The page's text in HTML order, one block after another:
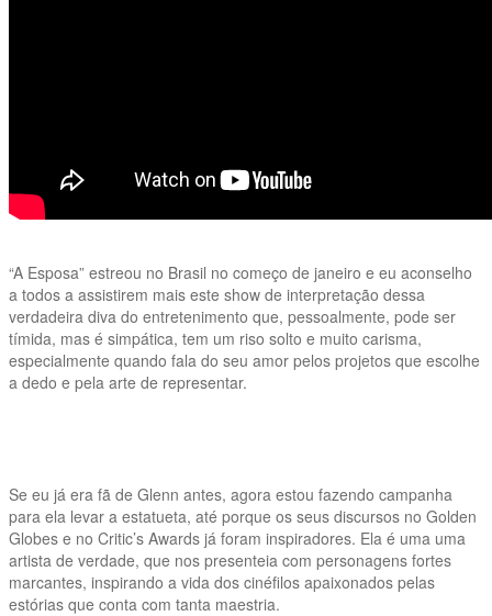
“A Esposa” estreou no Brasil no começo de janeiro e eu aconselho
a todos a assistirem mais este show de interpretação dessa
verdadeira diva do entretenimento que, pessoalmente, pode ser
tímida, mas é simpática, tem um riso solto e muito carisma,
especialmente quando fala do seu amor pelos projetos que escolhe
a dedo e pela arte de representar.
Se eu já era fã de Glenn antes, agora estou fazendo campanha
para ela levar a estatueta, até porque os seus discursos no Golden
Globes e no Critic’s Awards já foram inspiradores. Ela é uma uma
artista de verdade, que nos presenteia com personagens fortes
marcantes, inspirando a vida dos cinéfilos apaixonados pelas
estórias que conta com tanta maestria.